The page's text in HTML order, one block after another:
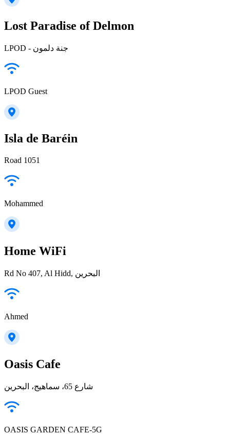
Lost Paradise of Delmon
LPOD - جنة دلمون
LPOD Guest
Isla de Baréin
Road 1051
Mohammed
Home WiFi
Rd No 407, Al Hidd, البحرين
Ahmed
Oasis Cafe
شارع 65، سماهيج، البحرين
OASIS GARDEN CAFE-5G